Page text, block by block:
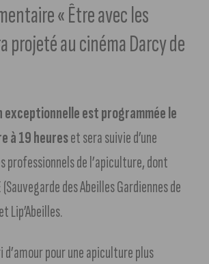
« Être avec les
projeté au cinéma Darcy de
est programmée le
à 19 heureset sera suivie d’une
professionnels de l’apiculture, dont
(Sauvegarde des Abeilles Gardiennes de
Lip’Abeilles.
d’amour pour une apiculture plus